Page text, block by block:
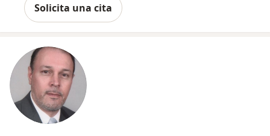
Solicita una cita